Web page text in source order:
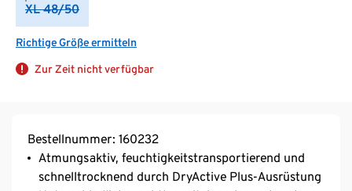
XL 48/50
Richtige Größe ermitteln
Zur Zeit nicht verfügbar
Bestellnummer: 160232
Atmungsaktiv, feuchtigkeitstransportierend und
schnelltrocknend durch DryActive Plus-Ausrüstung